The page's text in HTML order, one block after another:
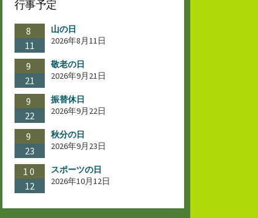
行事予定
8
11
山の日
2026年8月11日
9
21
敬老の日
2026年9月21日
9
22
振替休日
2026年9月22日
9
23
秋分の日
2026年9月23日
10
12
スポーツの日
2026年10月12日